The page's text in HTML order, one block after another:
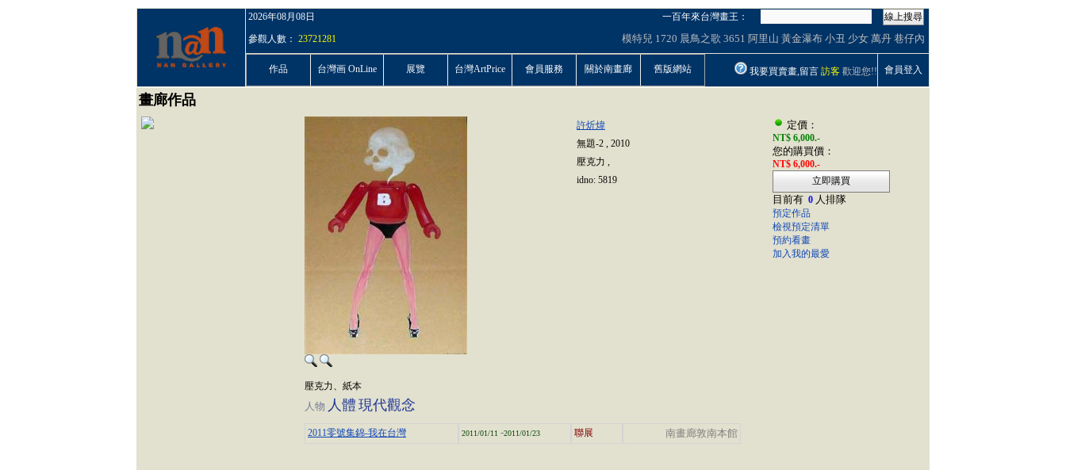
2026年08月08日 一百年來台灣畫王：
線上搜尋
參觀人數： 23721281 模特兒 1720 晨鳥之歌 3651 阿里山 黃金瀑布 小丑 少女 萬丹 巷仔內
作品 台灣画 OnLine 展覽 台灣ArtPrice 會員服務 關於南畫廊 舊版網站 我要買賣畫,留言 訪客 歡迎您!! 會員登入
畫廊作品
許炘煒
無題-2 , 2010
壓克力 ,
idno: 5819
定價：
NT$ 6,000.-
您的購買價：
NT$ 6,000.-
立即購買
目前有 0 人排隊
預定作品
檢視預定清單
預約看畫
加入我的最愛
壓克力、紙本
人物 人體 現代觀念
2011零號集錦-我在台灣 2011/01/11 -2011/01/23 聯展 南畫廊敦南本館